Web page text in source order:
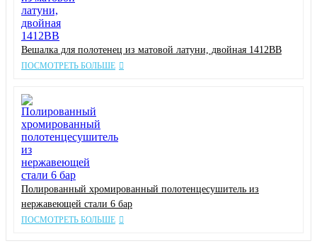
Вешалка для полотенец из матовой латуни, двойная 1412BB
ПОСМОТРЕТЬ БОЛЬШЕ
Полированный хромированный полотенцесушитель из
нержавеющей стали 6 бар
ПОСМОТРЕТЬ БОЛЬШЕ